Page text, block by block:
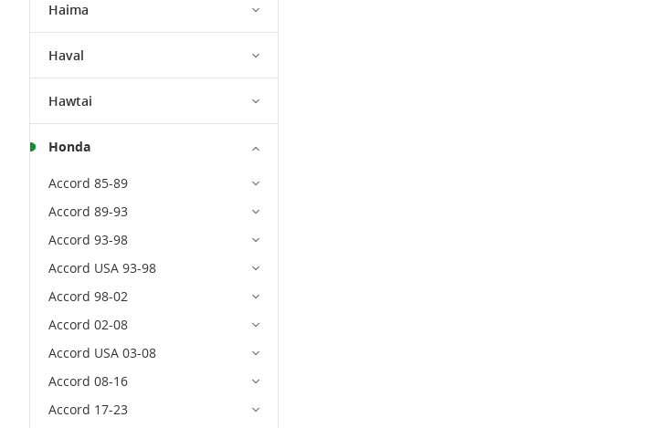
Haima
Haval
Hawtai
Honda
Accord 85-89
Accord 89-93
Accord 93-98
Accord USA 93-98
Accord 98-02
Accord 02-08
Accord USA 03-08
Accord 08-16
Accord 17-23